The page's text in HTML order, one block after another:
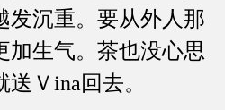
发沉重。要从外人那
加生气。茶也没心思
Ｖina回去。